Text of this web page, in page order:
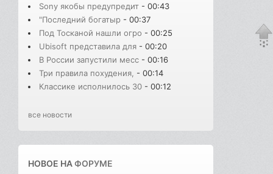
Sony якобы предупредит - 00:43
"Последний богатыр - 00:37
Под Тосканой нашли огро - 00:25
Ubisoft представила для - 00:20
В России запустили месс - 00:16
Три правила похудения, - 00:14
Классике исполнилось 30 - 00:12
все новости
НОВОЕ НАФОРУМЕ